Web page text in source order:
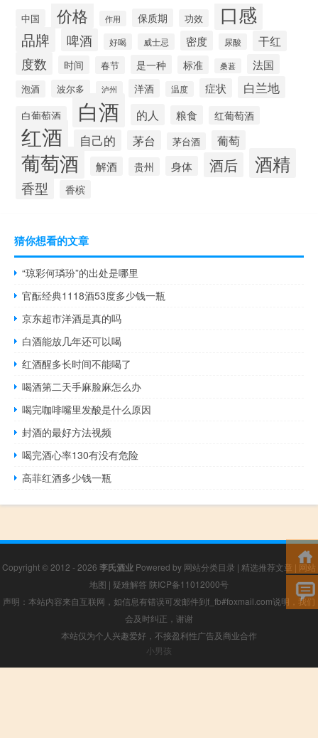
中国 价格 作用 保质期 功效 口感
品牌 啤酒 好喝 威士忌 密度 尿酸 干红
度数 时间 春节 是一种 标准 桑葚 法国
泡酒 波尔多 泸州 洋酒 温度 症状 白兰地
白葡萄酒 白酒 的人 粮食 红葡萄酒
红酒 自己的 茅台 茅台酒 葡萄
葡萄酒 解酒 贵州 身体 酒后 酒精
香型 香槟
猜你想看的文章
“琼彩何璘玢”的出处是哪里
官酝经典1118酒53度多少钱一瓶
京东超市洋酒是真的吗
白酒能放几年还可以喝
红酒醒多长时间不能喝了
喝酒第二天手麻脸麻怎么办
喝完咖啡嘴里发酸是什么原因
封酒的最好方法视频
喝完酒心率130有没有危险
高菲红酒多少钱一瓶
Copyright © 2012 - 2026 李氏酒业 Powered by 网站分类目录 | 精选推荐文章 | 网站
地图 | 疑难解答 陕ICP备11012000号
声明：本站内容来自互联网，如信息有错误可发邮件到f_fb#foxmail.com说明，我们
会及时纠正，谢谢
本站仅为个人兴趣爱好，不接盈利性广告及商业合作
小男孩